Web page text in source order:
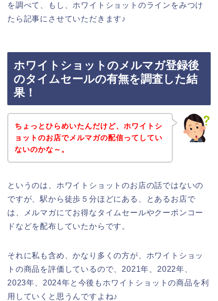
を調べて、もし、ホワイトショットのラインをみつけ
たら記事にさせていただきます♪
ホワイトショットのメルマガ登録後
のタイムセールの有無を調査した結
果！
ちょっとひらめいたんだけど、ホワイトシ
ョットのお店でメルマガの配信ってしてい
ないのかな～。
というのは、ホワイトショットのお店の話ではないの
ですが、駅から徒歩５分ほどにある、とあるお店で
は、メルマガにてお得なタイムセールやクーポンコー
ドなどを配布していたからです。
それに私も含め、かなり多くの方が、ホワイトショッ
トの商品を評価しているので、2021年、2022年、
2023年、2024年と今後もホワイトショットの商品を利
用していくと思うんですよね♪